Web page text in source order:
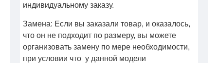
индивидуальному заказу.
Замена: Если вы заказали товар, и оказалось,
что он не подходит по размеру, вы можете
организовать замену по мере необходимости,
при условии что у данной модели